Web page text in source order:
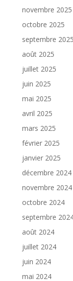
novembre 2025
octobre 2025
septembre 2025
août 2025
juillet 2025
juin 2025
mai 2025
avril 2025
mars 2025
février 2025
janvier 2025
décembre 2024
novembre 2024
octobre 2024
septembre
août 2024
juillet 2024
juin 2024
mai 2024